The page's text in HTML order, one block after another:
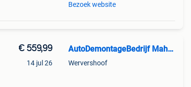
Bezoek website
€ 559,99
14 jul 26
AutoDemontageBedrijf Mahzud
Wervershoof